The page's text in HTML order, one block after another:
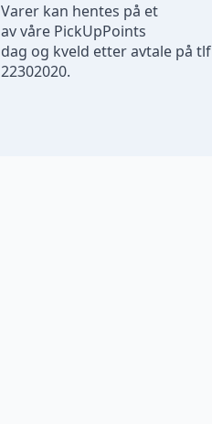
Varer kan hentes på et
av våre PickUpPoints
dag og kveld etter avtale på tlf
22302020.